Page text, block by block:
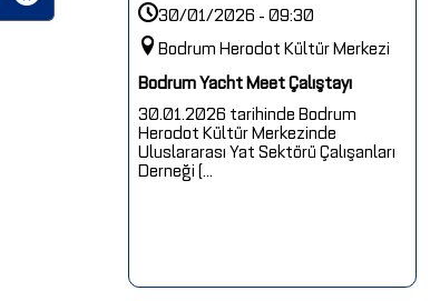
30/01/2026 - 09:30
Bodrum Herodot Kültür Merkezi
Bodrum Yacht Meet Çalıştayı
30.01.2026 tarihinde Bodrum
Herodot Kültür Merkezinde
Uluslararası Yat Sektörü Çalışanları
Derneği (...